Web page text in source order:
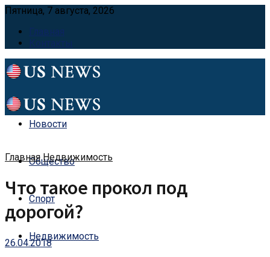
Пятница, 7 августа, 2026
Главная
Контакты
Новости
Общество
Спорт
Недвижимость
Главная Недвижимость
Что такое прокол под
дорогой?
26.04.2018